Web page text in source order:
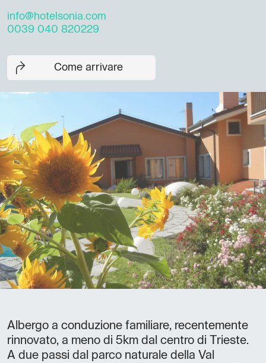
info@hotelsonia.com
0039 040 820229
Come arrivare
Albergo a conduzione familiare, recentemente
rinnovato, a meno di 5km dal centro di Trieste.
A due passi dal parco naturale della Val